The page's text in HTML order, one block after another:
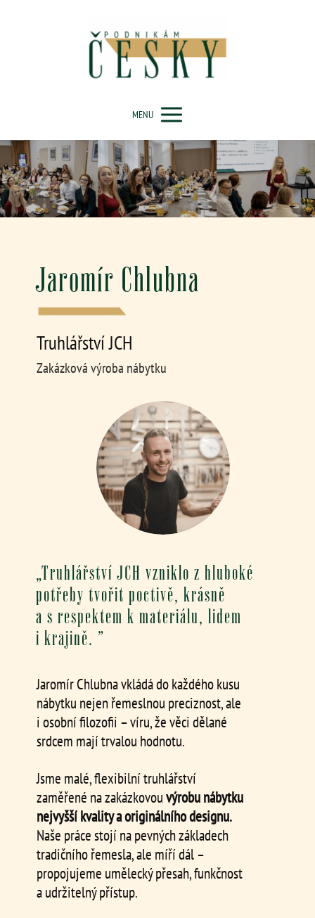
MENU
Jaromír Chlubna
Truhlářství JCH
Zakázková výroba nábytku
„Truhlářství JCH vzniklo z hluboké
potřeby tvořit poctivě, krásně
a s respektem k materiálu, lidem
i krajině. ”
Jaromír Chlubna vkládá do každého kusu
nábytku nejen řemeslnou preciznost, ale
i osobní filozofii – víru, že věci dělané
srdcem mají trvalou hodnotu.
Jsme malé, flexibilní truhlářství
zaměřené na zakázkovouvýrobu nábytku
nejvyšší kvality a originálního designu.
Naše práce stojí na pevných základech
tradičního řemesla, ale míří dál –
propojujeme umělecký přesah, funkčnost
a udržitelný přístup.